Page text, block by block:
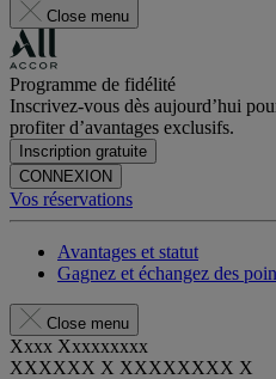
Close menu
Programme de fidélité
Inscrivez-vous dès aujourd’hui
profiter d’avantages exclusifs.
Inscription gratuite
CONNEXION
Vos réservations
Avantages et statut
Gagnez et échangez des
Close menu
Xxxx Xxxxxxxxx
XXXXXX X XXXXXXXX X